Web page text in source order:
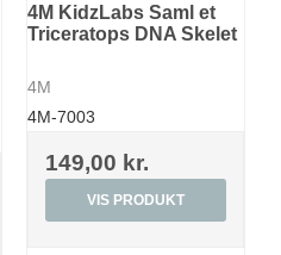
4M KidzLabs Saml et
Triceratops DNA Skelet
4M
4M-7003
149,00 kr.
VIS PRODUKT